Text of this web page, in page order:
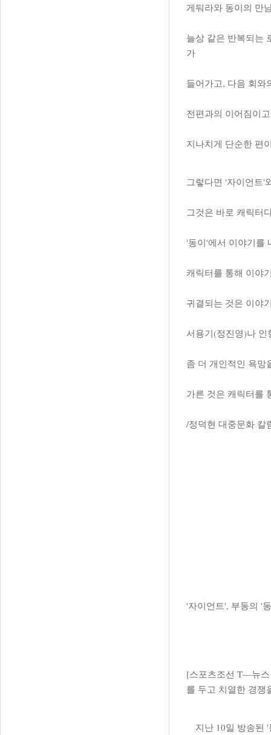
게둬라와 동이의 만
늘상 같은 반복되는
가
들어가고, 다음 회와
전편과의 이어짐이
지나치게 단순한 편
그렇다면 '자이언트'
그것은 바로 캐릭터
'동이'에서 이야기를
캐릭터를 통해 이야
귀결되는 것은 이야
서용기(정진영)나
좀 더 개인적인 욕망
가른 것은 캐릭터를
/정덕현 대중문화 칼
'자이언트', 부동의 '
[스포츠조선 T―뉴스
를 두고 치열한 경쟁
지난 10일 방송된 '